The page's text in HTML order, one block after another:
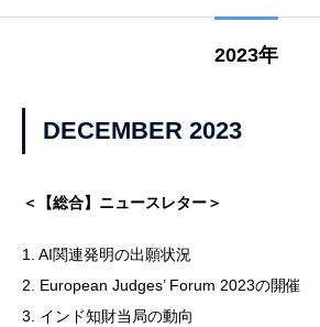
2023年
DECEMBER 2023
＜【総合】ニュースレター＞
1. AI関連発明の出願状況
2. European Judges’ Forum 2023の開催
3. インド知財当局の動向